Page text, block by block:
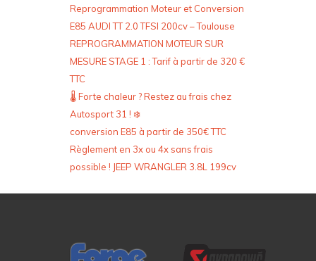
Reprogrammation Moteur et Conversion
E85 AUDI TT 2.0 TFSI 200cv – Toulouse
REPROGRAMMATION MOTEUR SUR
MESURE STAGE 1 : Tarif à partir de 320 €
TTC
🌡️ Forte chaleur ? Restez au frais chez
Autosport 31 ! ❄️
conversion E85 à partir de 350€ TTC
Règlement en 3x ou 4x sans frais
possible ! JEEP WRANGLER 3.8L 199cv